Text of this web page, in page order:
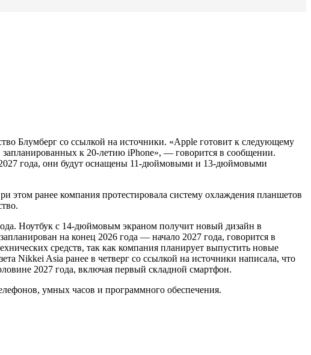
Блумберг со ссылкой на источники. «Apple готовит к следующему
запланированных к 20-летию iPhone», — говорится в сообщении.
2027 года, они будут оснащены 11-дюймовыми и 13-дюймовыми
этом ранее компания протестировала систему охлаждения планшетов
Ноутбук с 14-дюймовым экраном получит новый дизайн в
на конец 2026 года — начало 2027 года, говорится в
средств, так как компания планирует выпустить новые
Nikkei Asia ранее в четверг со ссылкой на источники написала, что
2027 года, включая первый складной смартфон.
умных часов и программного обеспечения.